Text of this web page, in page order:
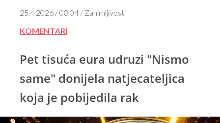
25.4.2026 / 08:04 / Zanimljivosti
KOMENTARI
Pet tisuća eura udruzi "Nismo
same" donijela natjecateljica
koja je pobijedila rak